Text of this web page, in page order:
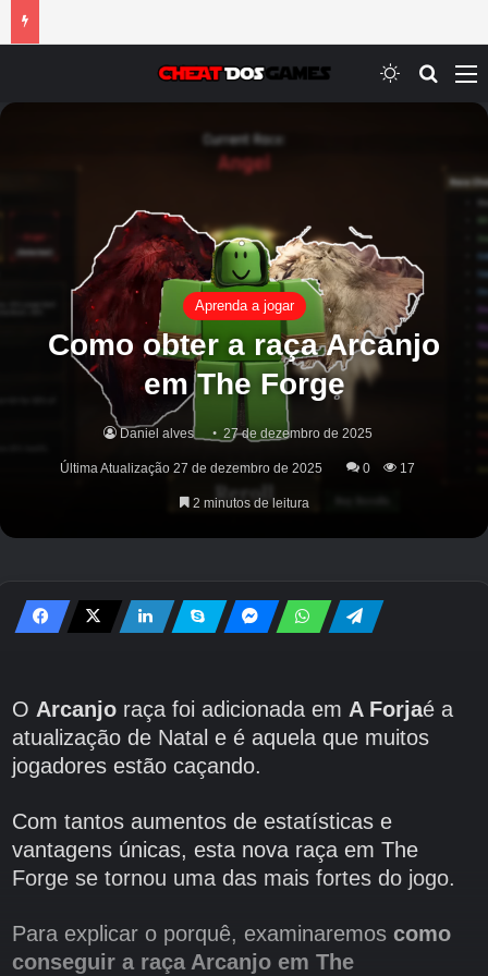
Switch skin
Aprenda a jogar
Como obter a raça Arcanjo
em The Forge
Daniel alves 27 de dezembro de 2025
Última Atualização 27 de dezembro de 2025 0 17
2 minutos de leitura
O Arcanjoraça foi adicionada em A Forjaé a
atualização de Natal e é aquela que muitos
jogadores estão caçando.
Com tantos aumentos de estatísticas e
vantagens únicas, esta nova raça em The
Forge se tornou uma das mais fortes do jogo.
Para explicar o porquê, examinaremos como
conseguir a raça Arcanjo em The